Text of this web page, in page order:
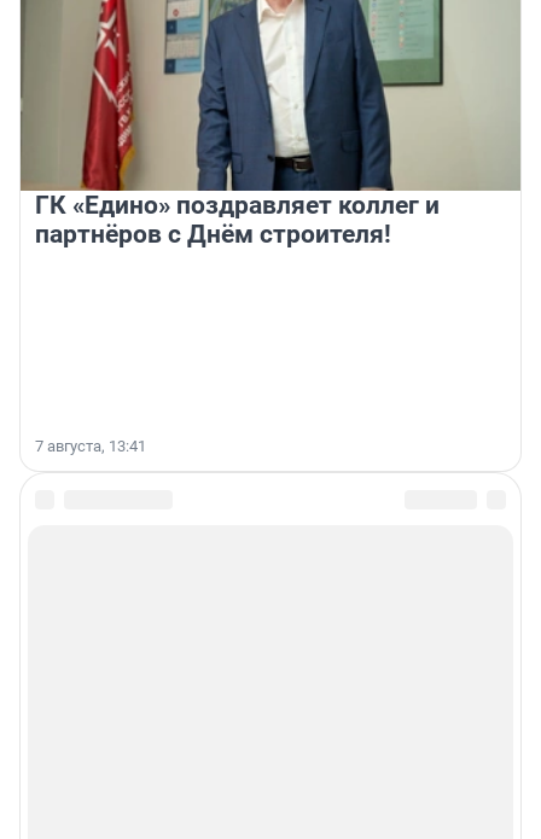
ГК «Едино» поздравляет коллег и
партнёров с Днём строителя!
7 августа, 13:41